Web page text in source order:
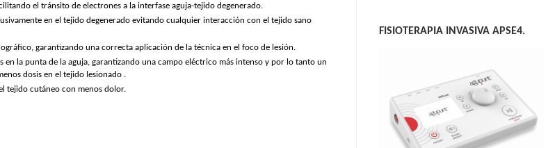
el tránsito de electrones a la interfase aguja-tejido degenerado.
en el tejido degenerado evitando cualquier interacción con el tejido sano
garantizando una correcta aplicación de la técnica en el foco de lesión.
la punta de la aguja, garantizando una campo eléctrico más intenso y por lo tanto un
dosis en el tejido lesionado .
tejido cutáneo con menos dolor.
FISIOTERAPIA INVASIVA APSE4.